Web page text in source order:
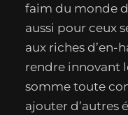
faim du monde
aussi pour ceux
aux riches d’en-
rendre innovant
somme toute
ajouter d’autres